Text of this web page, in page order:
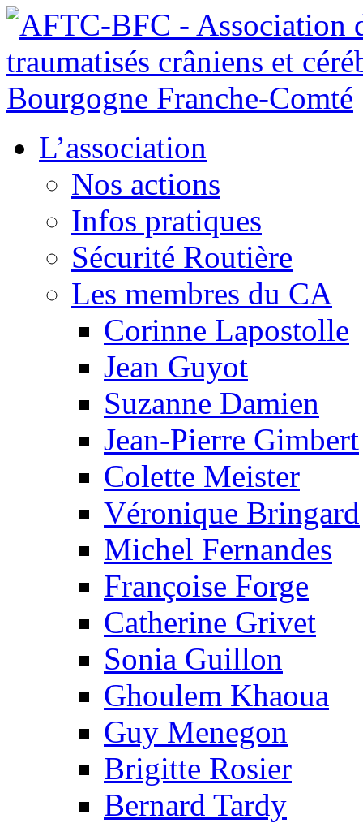
L’association
Nos actions
Infos pratiques
Sécurité Routière
Les membres du CA
Corinne Lapostolle
Jean Guyot
Suzanne Damien
Jean-Pierre Gimbert
Colette Meister
Véronique Bringard
Michel Fernandes
Françoise Forge
Catherine Grivet
Sonia Guillon
Ghoulem Khaoua
Guy Menegon
Brigitte Rosier
Bernard Tardy